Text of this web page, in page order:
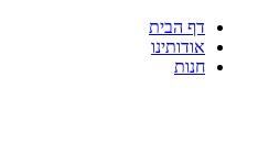
דף הבית
אודותינו
חנות